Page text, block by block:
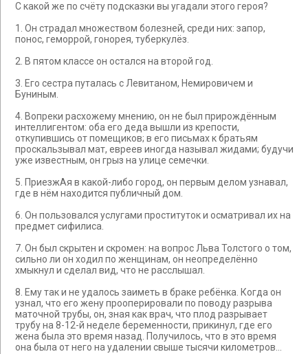
С какой же по счёту подсказки вы угадали этого героя?
1. Он страдал множеством болезней, среди них: запор,
понос, геморрой, гонорея, туберкулёз.
2. В пятом классе он остался на второй год.
3. Его сестра путалась с Левитаном, Немировичем и
Буниным.
4. Вопреки расхожему мнению, он не был прирождённым
интеллигентом: оба его деда вышли из крепости,
откупившись от помещиков; в его письмах к братьям
проскальзывал мат, евреев иногда называл жидами; будучи
уже известным, он грыз на улице семечки.
5. ПриезжАя в какой-либо город, он первым делом узнавал,
где в нём находится публичный дом.
6. Он пользовался услугами проституток и осматривал их на
предмет сифилиса.
7. Он был скрытен и скромен: на вопрос Льва Толстого о том,
сильно ли он ходил по женщинам, он неопределённо
хмыкнул и сделал вид, что не расслышал.
8. Ему так и не удалось заиметь в браке ребёнка. Когда он
узнал, что его жену прооперировали по поводу разрыва
маточной трубы, он, зная как врач, что плод разрывает
трубу на 8-12-й неделе беременности, прикинул, где его
жена была это время назад. Получилось, что в это время
она была от него на удалении свыше тысячи километров...